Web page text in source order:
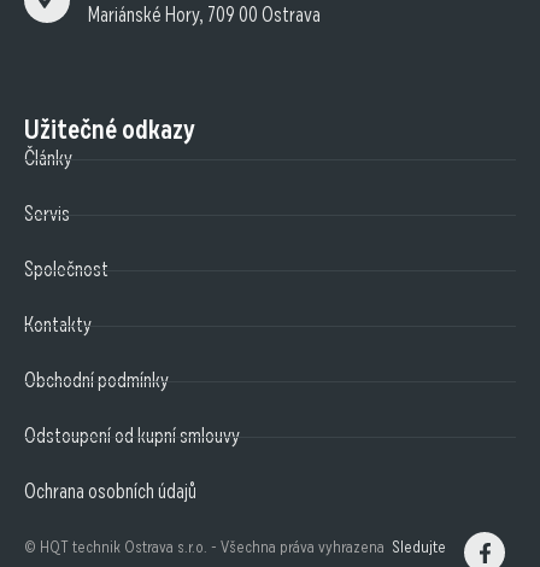
Mariánské Hory, 709 00 Ostrava
Užitečné odkazy
Články
Servis
Společnost
Kontakty
Obchodní podmínky
Odstoupení od kupní smlouvy
Ochrana osobních údajů
© HQT technik Ostrava s.r.o. - Všechna práva vyhrazena Sledujte